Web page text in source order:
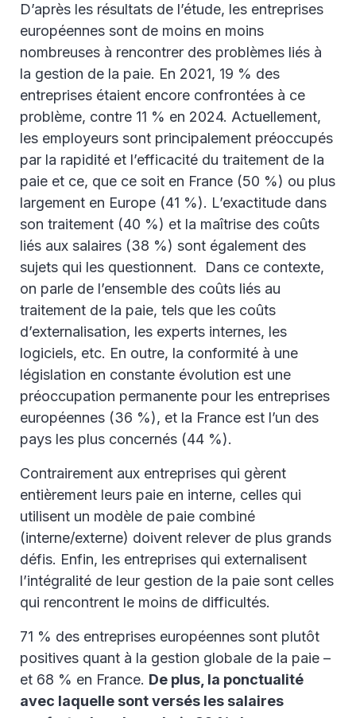
D’après les résultats de l’étude, les entreprises
européennes sont de moins en moins
nombreuses à rencontrer des problèmes liés à
la gestion de la paie. En 2021, 19 % des
entreprises étaient encore confrontées à ce
problème, contre 11 % en 2024. Actuellement,
les employeurs sont principalement préoccupés
par la rapidité et l’efficacité du traitement de la
paie et ce, que ce soit en France (50 %) ou plus
largement en Europe (41 %). L’exactitude dans
son traitement (40 %) et la maîtrise des coûts
liés aux salaires (38 %) sont également des
sujets qui les questionnent. Dans ce contexte,
on parle de l’ensemble des coûts liés au
traitement de la paie, tels que les coûts
d’externalisation, les experts internes, les
logiciels, etc. En outre, la conformité à une
législation en constante évolution est une
préoccupation permanente pour les entreprises
européennes (36 %), et la France est l’un des
pays les plus concernés (44 %).
Contrairement aux entreprises qui gèrent
entièrement leurs paie en interne, celles qui
utilisent un modèle de paie combiné
(interne/externe) doivent relever de plus grands
défis. Enfin, les entreprises qui externalisent
l’intégralité de leur gestion de la paie sont celles
qui rencontrent le moins de difficultés.
71 % des entreprises européennes sont plutôt
positives quant à la gestion globale de la paie –
et 68 % en France. De plus, la ponctualité
avec laquelle sont versés les salaires